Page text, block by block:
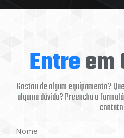
Entreem
Gostou de algum equipamento?
alguma dúvída? Preencha o